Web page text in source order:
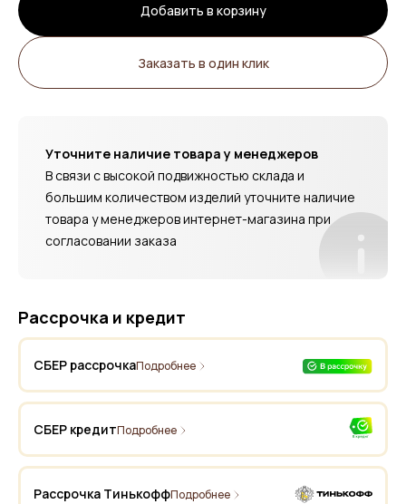
Добавить в корзину
Заказать в один клик
Уточните наличие товара у менеджеров
В связи с высокой подвижностью склада и
большим количеством изделий уточните наличие
товара у менеджеров интернет-магазина при
согласовании заказа
Рассрочка и кредит
СБЕР рассрочкаПодробнее
СБЕР кредитПодробнее
Рассрочка ТинькоффПодробнее